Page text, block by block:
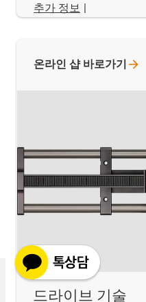
추가 정보 |
드라이브 기술
온라인 샵 바로가기